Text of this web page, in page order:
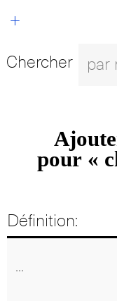
+
Chercher
pour «
Définition: